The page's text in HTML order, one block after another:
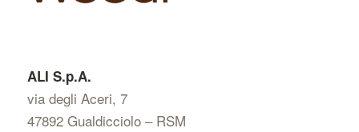
ALI S.p.A.
via degli Aceri, 7
47892 Gualdicciolo – RSM